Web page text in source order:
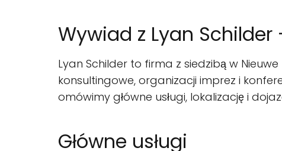
Wywiad z Lyan
Lyan Schilder to firma z siedzibą w
konsultingowe, organizacji imprez i
omówimy główne usługi, lokalizację i
Główne usługi